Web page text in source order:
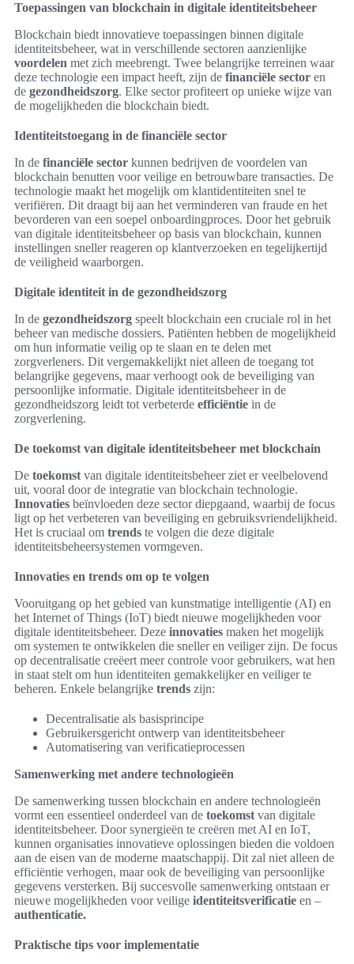
Toepassingen van blockchain in digitale identiteitsbeheer
Blockchain biedt innovatieve toepassingen binnen digitale
identiteitsbeheer, wat in verschillende sectoren aanzienlijke
voordelen met zich meebrengt. Twee belangrijke terreinen waar
deze technologie een impact heeft, zijn de financiële sector en
de gezondheidszorg. Elke sector profiteert op unieke wijze van
de mogelijkheden die blockchain biedt.
Identiteitstoegang in de financiële sector
In de financiële sector kunnen bedrijven de voordelen van
blockchain benutten voor veilige en betrouwbare transacties. De
technologie maakt het mogelijk om klantidentiteiten snel te
verifiëren. Dit draagt bij aan het verminderen van fraude en het
bevorderen van een soepel onboardingproces. Door het gebruik
van digitale identiteitsbeheer op basis van blockchain, kunnen
instellingen sneller reageren op klantverzoeken en tegelijkertijd
de veiligheid waarborgen.
Digitale identiteit in de gezondheidszorg
In de gezondheidszorg speelt blockchain een cruciale rol in het
beheer van medische dossiers. Patiënten hebben de mogelijkheid
om hun informatie veilig op te slaan en te delen met
zorgverleners. Dit vergemakkelijkt niet alleen de toegang tot
belangrijke gegevens, maar verhoogt ook de beveiliging van
persoonlijke informatie. Digitale identiteitsbeheer in de
gezondheidszorg leidt tot verbeterde efficiëntie in de
zorgverlening.
De toekomst van digitale identiteitsbeheer met blockchain
De toekomst van digitale identiteitsbeheer ziet er veelbelovend
uit, vooral door de integratie van blockchain technologie.
Innovaties beïnvloeden deze sector diepgaand, waarbij de focus
ligt op het verbeteren van beveiliging en gebruiksvriendelijkheid.
Het is cruciaal om trends te volgen die deze digitale
identiteitsbeheersystemen vormgeven.
Innovaties en trends om op te volgen
Vooruitgang op het gebied van kunstmatige intelligentie (AI) en
het Internet of Things (IoT) biedt nieuwe mogelijkheden voor
digitale identiteitsbeheer. Deze innovaties maken het mogelijk
om systemen te ontwikkelen die sneller en veiliger zijn. De focus
op decentralisatie creëert meer controle voor gebruikers, wat hen
in staat stelt om hun identiteiten gemakkelijker en veiliger te
beheren. Enkele belangrijke trends zijn:
Decentralisatie als basisprincipe
Gebruikersgericht ontwerp van identiteitsbeheer
Automatisering van verificatieprocessen
Samenwerking met andere technologieën
De samenwerking tussen blockchain en andere technologieën
vormt een essentieel onderdeel van de toekomst van digitale
identiteitsbeheer. Door synergieën te creëren met AI en IoT,
kunnen organisaties innovatieve oplossingen bieden die voldoen
aan de eisen van de moderne maatschappij. Dit zal niet alleen de
efficiëntie verhogen, maar ook de beveiliging van persoonlijke
gegevens versterken. Bij succesvolle samenwerking ontstaan er
nieuwe mogelijkheden voor veilige identiteitsverificatie en –
authenticatie.
Praktische tips voor implementatie